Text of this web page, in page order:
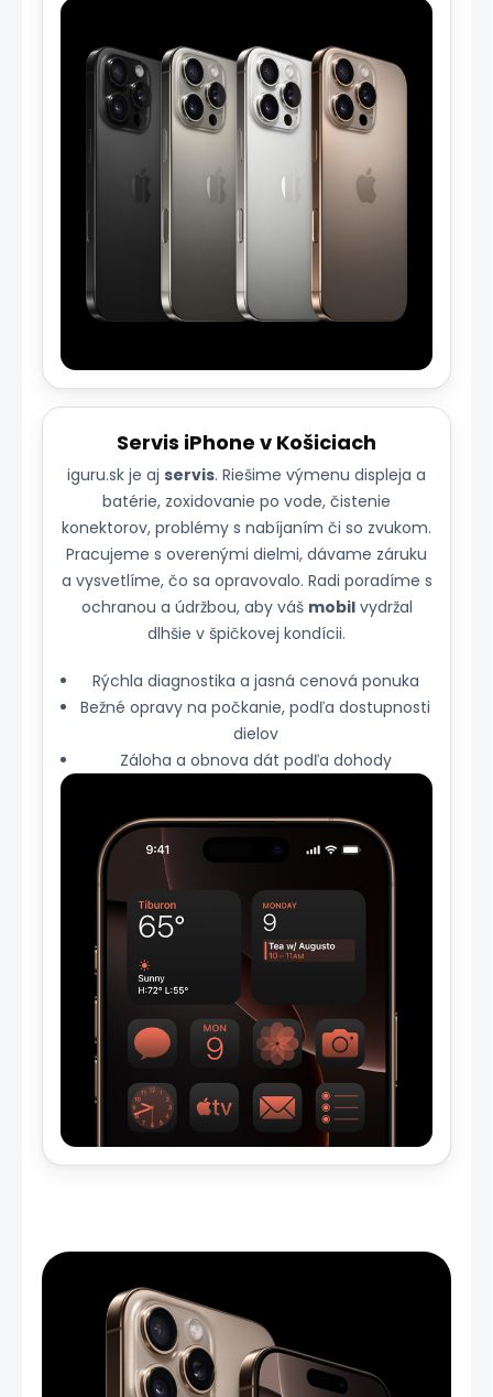
Servis iPhone v Košiciach
iguru.sk je aj servis. Riešime výmenu displeja a
batérie, zoxidovanie po vode, čistenie
konektorov, problémy s nabíjaním či so zvukom.
Pracujeme s overenými dielmi, dávame záruku
a vysvetlíme, čo sa opravovalo. Radi poradíme s
ochranou a údržbou, aby váš mobilvydržal
dlhšie v špičkovej kondícii.
Rýchla diagnostika a jasná cenová ponuka
Bežné opravy na počkanie, podľa dostupnosti
dielov
Záloha a obnova dát podľa dohody